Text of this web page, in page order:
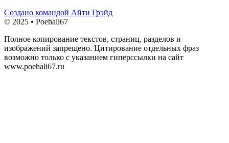
Создано командой Айти Грэйд
© 2025 • Poehali67
Полное копирование текстов, страниц, разделов и
изображений запрещено. Цитирование отдельных фраз
возможно только с указанием гиперссылки на сайт
www.poehali67.ru